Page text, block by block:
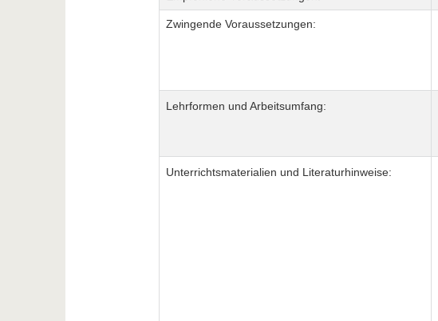
Zwingende Voraussetzungen:
Lehrformen und Arbeitsumfang:
Unterrichtsmaterialien und Literaturhinweise: